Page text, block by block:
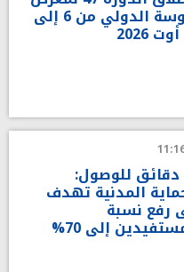
سوسة الدولي من 6 إلى
10 دقائق للوصول:
المدنية تهدف
رفع نسبة
إلى 70%